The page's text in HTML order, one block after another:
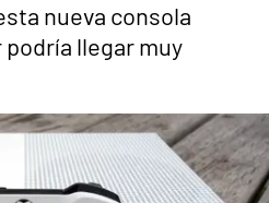
nueva consola
llegar muy